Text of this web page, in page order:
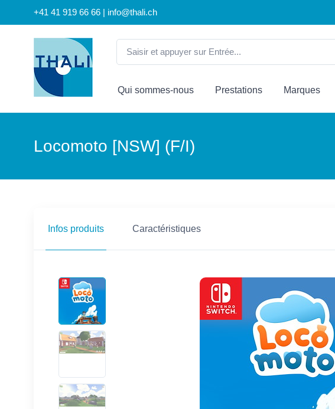
+41 41 919 66 66 | info@thali.ch
Qui sommes-nous Prestations Marques
Locomoto [NSW] (F/I)
Infos produits Caractéristiques